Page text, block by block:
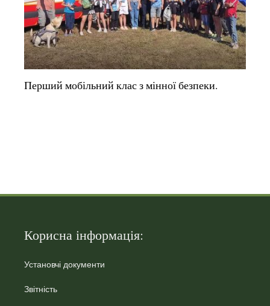
Перший мобільний клас з мінної безпеки.
Корисна інформація:
Установчі документи
Звітність